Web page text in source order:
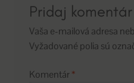
Pridaj komentár
Vaša e-mailová adresa
Vyžadované polia sú
Komentár*